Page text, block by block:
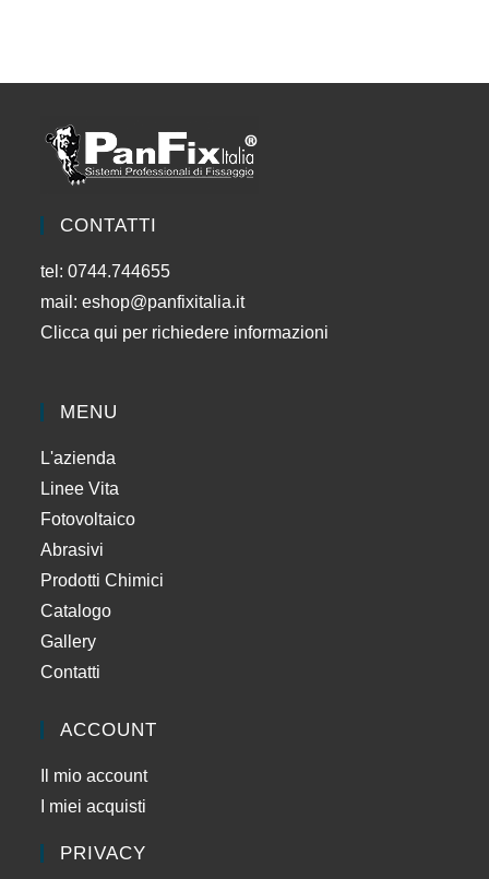
CONTATTI
tel: 0744.744655
mail:eshop@panfixitalia.it
Clicca qui per richiedere informazioni
MENU
L'azienda
Linee Vita
Fotovoltaico
Abrasivi
Prodotti Chimici
Catalogo
Gallery
Contatti
ACCOUNT
Il mio account
I miei acquisti
PRIVACY